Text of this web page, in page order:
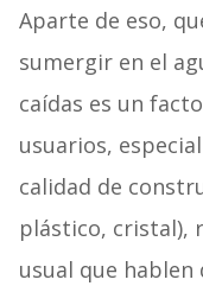
Aparte de eso,
sumergir en el
caídas es un
usuarios,
calidad de
plástico, cristal),
usual que hablen